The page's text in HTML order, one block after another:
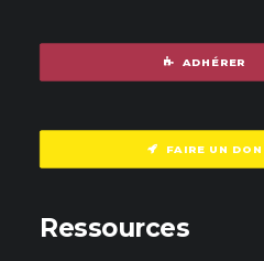
ADHÉRER
FAIRE UN DON
Ressources